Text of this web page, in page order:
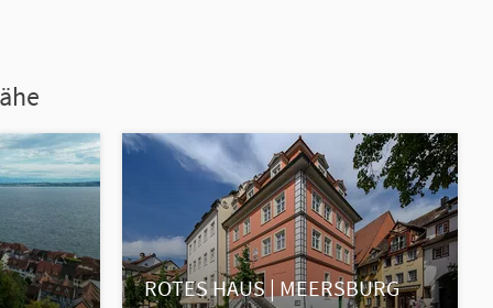
ROTES HAUS | MEERSBURG